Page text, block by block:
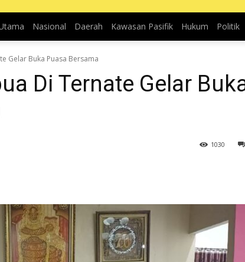
Nasional Daerah Kawasan Pasifik Hukum Politik
Gelar Buka Puasa Bersama
Di Ternate Gelar
1030